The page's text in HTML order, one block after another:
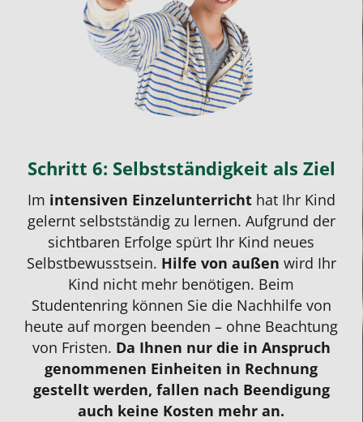
Schritt 6: Selbstständigkeit als Ziel
Im intensiven Einzelunterrichthat Ihr Kind
gelernt selbstständig zu lernen. Aufgrund der
sichtbaren Erfolge spürt Ihr Kind neues
Selbstbewusstsein. Hilfe von außen wird Ihr
Kind nicht mehr benötigen. Beim
Studentenring können Sie die Nachhilfe von
heute auf morgen beenden – ohne Beachtung
von Fristen. Da Ihnen nur die in Anspruch
genommenen Einheiten in Rechnung
gestellt werden, fallen nach Beendigung
auch keine Kosten mehr an.